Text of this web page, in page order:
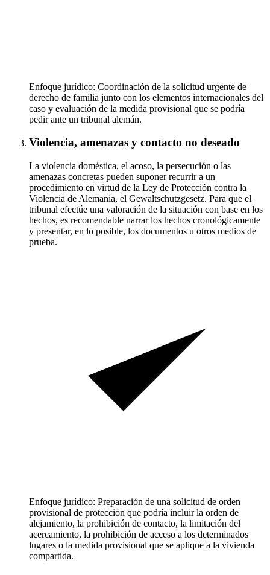
Enfoque jurídico: Coordinación de la solicitud urgente de
derecho de familia junto con los elementos internacionales del
caso y evaluación de la medida provisional que se podría
pedir ante un tribunal alemán.
Violencia, amenazas y contacto no deseado
La violencia doméstica, el acoso, la persecución o las
amenazas concretas pueden suponer recurrir a un
procedimiento en virtud de la Ley de Protección contra la
Violencia de Alemania, el Gewaltschutzgesetz. Para que el
tribunal efectúe una valoración de la situación con base en los
hechos, es recomendable narrar los hechos cronológicamente
y presentar, en lo posible, los documentos u otros medios de
prueba.
Enfoque jurídico: Preparación de una solicitud de orden
provisional de protección que podría incluir la orden de
alejamiento, la prohibición de contacto, la limitación del
acercamiento, la prohibición de acceso a los determinados
lugares o la medida provisional que se aplique a la vivienda
compartida.